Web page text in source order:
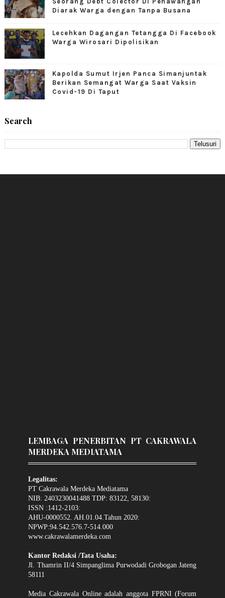
Diarak Warga dengan Tanpa Busana
Lecehkan Dagangan Tetangga Di Facebook
Warga Wirosari Dipolisikan
Kapolda Sumut Irjen Panca Simanjuntak
Berikan Semangat Warga Saat Vaksin
Covid-19 Di Taput
Search
LEMBAGA PENERBITAN PT CAKRAWALA
MERDEKA MEDIATAMA
Legalitas:
PT Cakrawala Merdeka Mediatama
NIB: 2403230041488 TDP: 83122, 58130:
ISSN :1412-2103:
AHU-0000552. AH.01.04.Tahun 2020:
NPWP:94.542.576.7-514.000
www.cakrawalamerdeka.com
Kantor Redaksi /Tata Usaha:
Jl. Thamrin II/4 Simpanglima Purwodadi Grobogan Jateng
58111
Media Cakrawala Online adalah anggota FPRNI (Forum